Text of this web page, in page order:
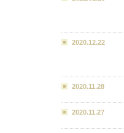
2020.12.22
2020.11.28
2020.11.27